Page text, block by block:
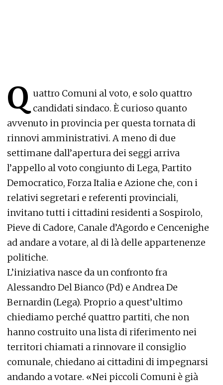
Q uattro Comuni al voto, e solo quattro
candidati sindaco. È curioso quanto
avvenuto in provincia per questa tornata di
rinnovi amministrativi. A meno di due
settimane dall’apertura dei seggi arriva
l’appello al voto congiunto di Lega, Partito
Democratico, Forza Italia e Azione che, con i
relativi segretari e referenti provinciali,
invitano tutti i cittadini residenti a Sospirolo,
Pieve di Cadore, Canale d’Agordo e Cencenighe
ad andare a votare, al di là delle appartenenze
politiche.
L’iniziativa nasce da un confronto fra
Alessandro Del Bianco (Pd) e Andrea De
Bernardin (Lega). Proprio a quest’ultimo
chiediamo perché quattro partiti, che non
hanno costruito una lista di riferimento nei
territori chiamati a rinnovare il consiglio
comunale, chiedano ai cittadini di impegnarsi
andando a votare. «Nei piccoli Comuni è già